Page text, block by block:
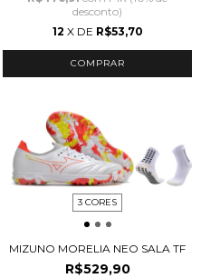
desconto)
12 X DE R$53,70
COMPRAR
3 CORES
MIZUNO MORELIA NEO SALA TF
R$529,90